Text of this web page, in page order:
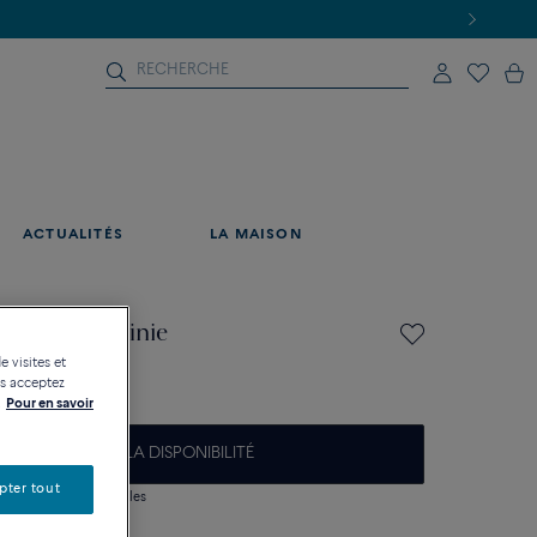
ACTUALITÉS LA MAISON
Chance Infinie
M'AVERTIR DE LA DISPONIBILITÉ
question sur les tailles
visites et
acceptez
Pour en savoir
tout